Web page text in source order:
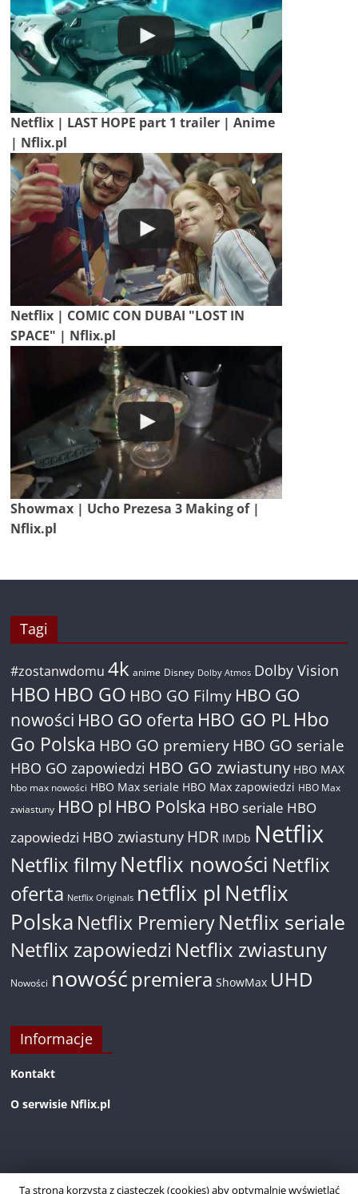
Netflix | LAST HOPE part 1 trailer | Anime
| Nflix.pl
Netflix | COMIC CON DUBAI "LOST IN
SPACE" | Nflix.pl
Showmax | Ucho Prezesa 3 Making of |
Nflix.pl
Tagi
#zostanwdomu 4k anime Disney Dolby Atmos Dolby Vision
HBO HBO GO HBO GO Filmy HBO GO
nowości HBO GO oferta HBO GO PL Hbo
Go Polska HBO GO premiery HBO GO seriale
HBO GO zapowiedzi HBO GO zwiastuny HBO MAX
hbo max nowości HBO Max seriale HBO Max zapowiedzi HBO Max
zwiastuny HBO pl HBO Polska HBO seriale HBO
zapowiedzi HBO zwiastuny HDR IMDb Netflix
Netflix filmyNetflix nowości Netflix
oferta Netflix Originals netflix pl Netflix
Polska Netflix PremieryNetflix seriale
Netflix zapowiedzi Netflix zwiastuny
Nowości nowość premiera ShowMax UHD
Informacje
Kontakt
O serwisie Nflix.pl
Ta strona korzysta z ciasteczek (cookies) aby optymalnie wyświetlać